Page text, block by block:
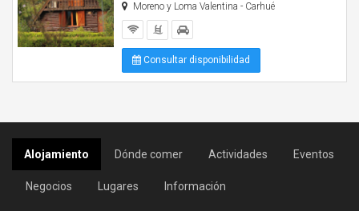
Moreno y Loma Valentina - Carhué
Consultar disponibilidad
Alojamiento Dónde comer Actividades Eventos
Negocios Lugares Información